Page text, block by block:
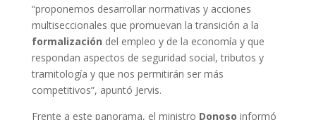
“proponemos desarrollar normativas y acciones
multiseccionales que promuevan la transición a la
formalización del empleo y de la economía y que
respondan aspectos de seguridad social, tributos y
tramitología y que nos permitirán ser más
competitivos”, apuntó Jervis.
Frente a este panorama, el ministro Donoso informó